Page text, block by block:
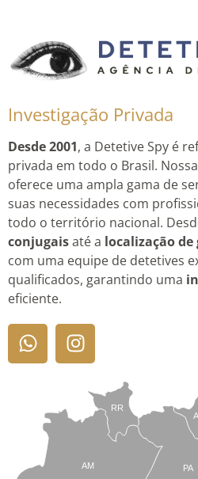
Investigação Privada
Desde 2001, a Detetive Spy é
privada em todo o Brasil. Nossa
oferece uma ampla gama de
suas necessidades com
todo o território nacional.
conjugaisaté a localização
com uma equipe de detetives
qualificados, garantindo uma
eficiente.
PA
RR
AM